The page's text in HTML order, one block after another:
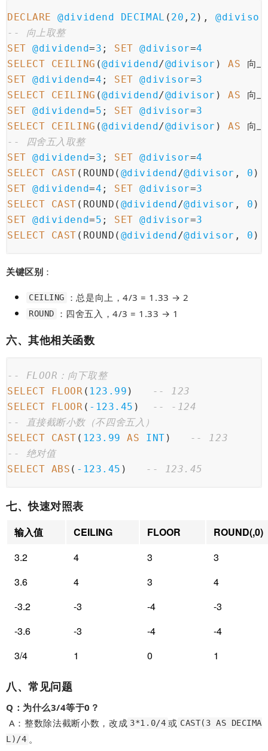
DECLARE @dividend DECIMAL ( 20 , 2 ), @divisor
-- 向上取整
SET @dividend=3 ; SET @divisor=4
SELECT
CEILING (@dividend/@divisor ) AS 向
SET @dividend=4 ; SET @divisor=3
SELECT
CEILING (@dividend/@divisor ) AS 向
SET @dividend=5 ; SET @divisor=3
SELECT
CEILING (@dividend/@divisor ) AS 向
-- 四舍五入取整
SET @dividend=3 ; SET @divisor=4
SELECT
CAST (ROUND( @dividend /@divisor , 0 )
SET @dividend=4 ; SET @divisor=3
SELECT
CAST (ROUND( @dividend /@divisor , 0 )
SET @dividend=5 ; SET @divisor=3
SELECT
CAST (ROUND( @dividend /@divisor , 0 )
关键区别 ：
CEILING ：总是向上，4/3 = 1.33 → 2
ROUND ：四舍五入，4/3 = 1.33 → 1
六、其他相关函数
-- FLOOR：向下取整
SELECT
FLOOR ( 123.99 )
-- 123
SELECT
FLOOR ( -123.45 )
-- -124
-- 直接截断小数（不四舍五入）
SELECT
CAST ( 123.99 AS INT )
-- 123
-- 绝对值
SELECT ABS ( -123.45 ) -- 123.45
七、快速对照表
输入值 CEILING FLOOR
ROUND(,0)
3.2
4 3
3
3.6
4 3
4
-3.2
-3 -4
-3
-3.6
-3 -4
-4
3/4
1 0 1
八、常见问题
Q：为什么3/4等于0？
A：整数除法截断小数，改成 3*1.0/4 或 CAST(3 AS DECIMA
L)/4 。